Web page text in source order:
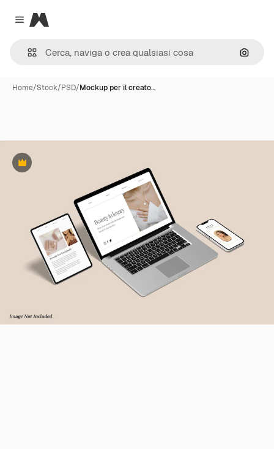
Close menu
Magnific
Cerca
Home/Stock/PSD/Mockup per il creato…
Premium